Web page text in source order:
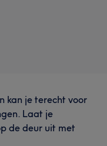
kan je terecht voor
Laat je
de deur uit met